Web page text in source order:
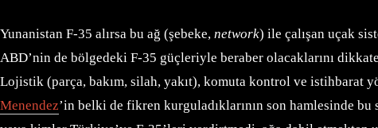
Yunanistan F-35 alırsa bu ağ (şebeke, network) ile çalışan uçak
ABD’nin de bölgedeki F-35 güçleriyle beraber olacaklarını
Lojistik (parça, bakım, silah, yakıt), komuta kontrol ve istihbarat
Menendez’in belki de fikren kurguladıklarının son hamlesinde